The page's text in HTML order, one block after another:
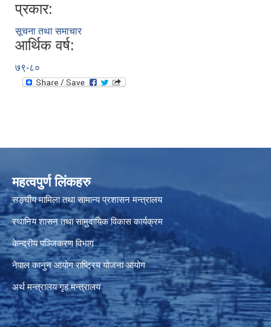
प्रकार:
सूचना तथा समाचार
आर्थिक वर्ष:
७९-८०
महत्वपुर्ण लिंकहरु
सङ्घीय मामिला तथा सामान्य प्रशासन मन्त्रालय
स्थानिय शासन तथा सामुदायिक विकास कार्यक्रम
केन्द्रीय पञ्जिकरण विभाग
नेपाल कानुन आयोग राष्ट्रिय योजना आयोग
अर्थ मन्त्रालय गृह मन्त्रालय